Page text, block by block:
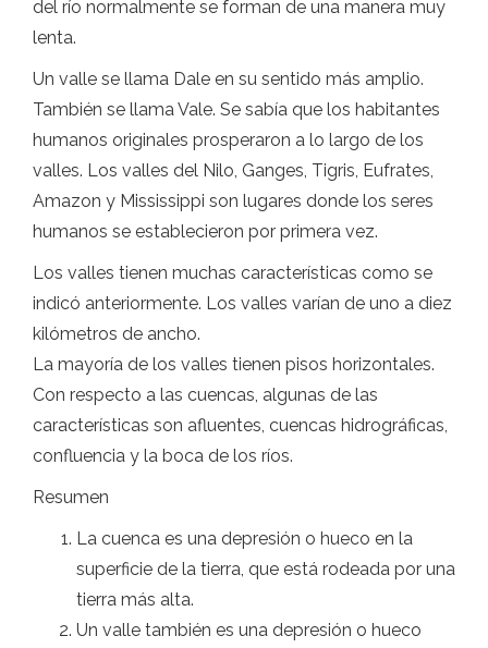
del río normalmente se forman de una manera muy
lenta.
Un valle se llama Dale en su sentido más amplio.
También se llama Vale. Se sabía que los habitantes
humanos originales prosperaron a lo largo de los
valles. Los valles del Nilo, Ganges, Tigris, Eufrates,
Amazon y Mississippi son lugares donde los seres
humanos se establecieron por primera vez.
Los valles tienen muchas características como se
indicó anteriormente. Los valles varían de uno a diez
kilómetros de ancho.
La mayoría de los valles tienen pisos horizontales.
Con respecto a las cuencas, algunas de las
características son afluentes, cuencas hidrográficas,
confluencia y la boca de los ríos.
Resumen
La cuenca es una depresión o hueco en la
superficie de la tierra, que está rodeada por una
tierra más alta.
Un valle también es una depresión o hueco